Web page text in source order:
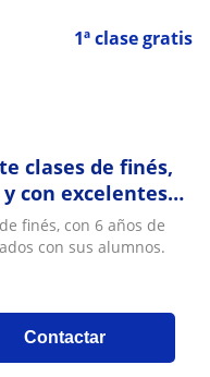
1ª clase gratis
clases de finés,
con excelentes
finés, con 6 años de
con sus alumnos.
Contactar